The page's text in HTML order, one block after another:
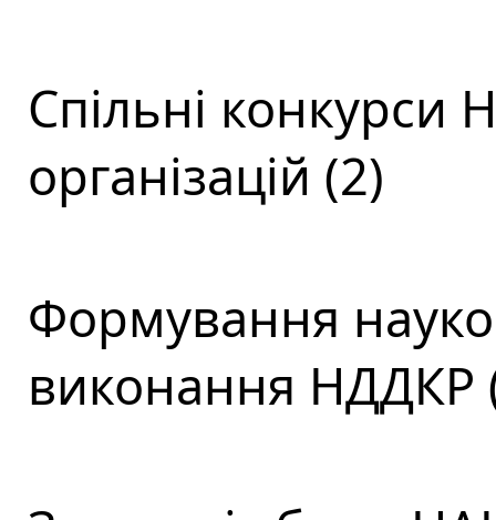
Спільні конкурси
організацій (2)
Формування
виконання НДДКР